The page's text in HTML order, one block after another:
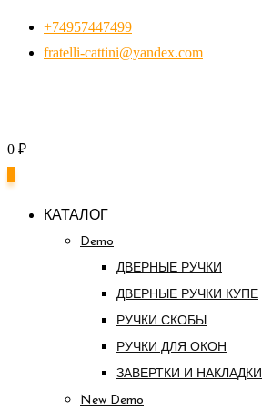
Перейти+74957447499
fratelli-cattini@yandex.com
0 ₽
КАТАЛОГ
Demo
ДВЕРНЫЕ РУЧКИ
ДВЕРНЫЕ РУЧКИ КУПЕ
РУЧКИ СКОБЫ
РУЧКИ ДЛЯ ОКОН
ЗАВЕРТКИ И НАКЛАДКИ
New Demo